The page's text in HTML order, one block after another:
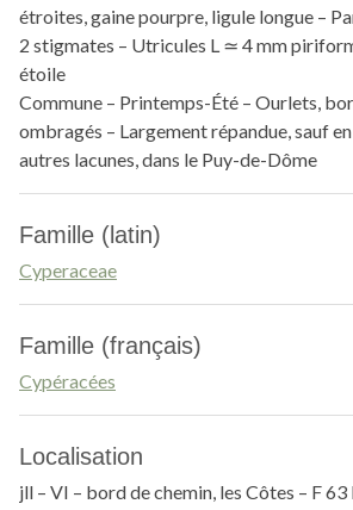
étroites, gaine pourpre, ligule longue –
2 stigmates – Utricules L ≃ 4 mm
étoile
Commune – Printemps-Été – Ourlets,
ombragés – Largement répandue, sauf
autres lacunes, dans le Puy-de-Dôme
Famille (latin)
Cyperaceae
Famille (français)
Cypéracées
Localisation
jll – VI – bord de chemin, les Côtes – F